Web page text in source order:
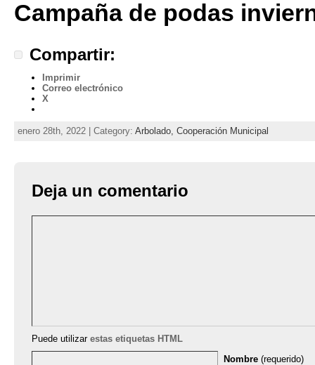
Campaña de podas
Compartir:
Imprimir
Correo electrónico
X
enero 28th, 2022 | Category: Arbolado, Cooperación Municipal
Deja un comentario
Puede utilizar estas etiquetas HTML
Nombre (requerido)